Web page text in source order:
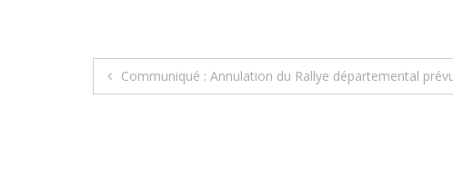
Communiqué : Annulation du Rallye départemental